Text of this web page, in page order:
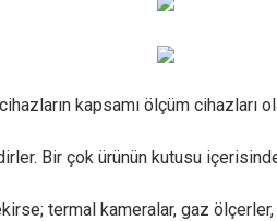
kapsamı ölçüm cihazları
Bir çok ürünün kutusu
termal kameralar, gaz